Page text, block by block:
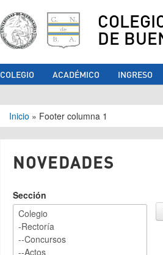
DE
COLEGIO ACADÉMICO INGRESO
Se encuentra
Inicio » Footer columna 1
NOVEDADES
Sección